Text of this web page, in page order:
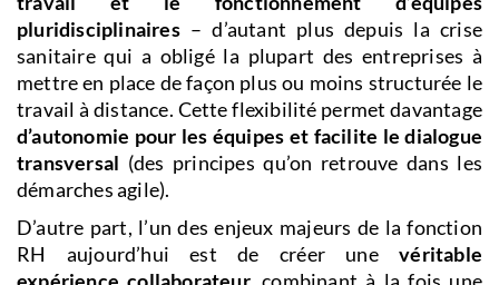
pluridisciplinaires– d’autant plus depuis la crise
sanitaire qui a obligé la plupart des entreprises à
mettre en place de façon plus ou moins structurée le
travail à distance. Cette flexibilité permet davantage
d’autonomie pour les équipes et facilite le dialogue
transversal (des principes qu’on retrouve dans les
démarches agile).
D’autre part, l’un des enjeux majeurs de la fonction
RH aujourd’hui est de créer unevéritable